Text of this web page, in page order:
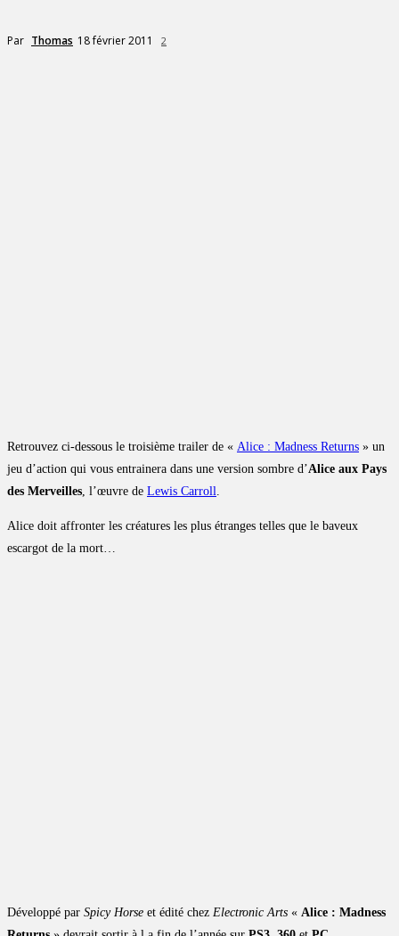
Par Thomas 18 février 2011 2
Retrouvez ci-dessous le troisième trailer de « Alice : Madness Returns » un
jeu d’action qui vous entrainera dans une version sombre d’Alice aux Pays
des Merveilles, l’œuvre de Lewis Carroll.
Alice doit affronter les créatures les plus étranges telles que le baveux
escargot de la mort…
Développé par Spicy Horse et édité chez Electronic Arts « Alice : Madness